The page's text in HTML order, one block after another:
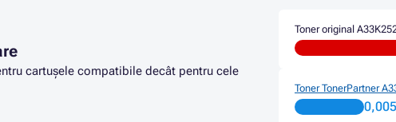
cartușele compatibile decât pentru cele
Toner original
Toner TonerPartner